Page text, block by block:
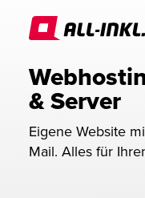
& Server
Eigene Website
Mail. Alles für